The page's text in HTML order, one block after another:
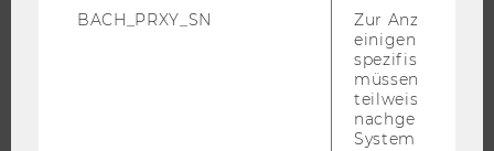
BACH_PRXY_SN
Zur Anzeige von
einigen WU-
spezifischen
müssen
teilweise von
nachgelagerten
System